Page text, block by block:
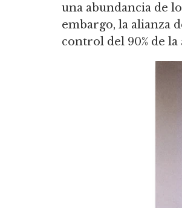
una abundancia de
embargo, la alianza
control del 90% de la